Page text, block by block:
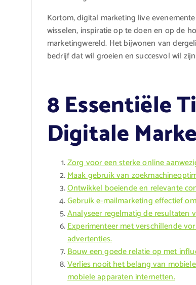
Kortom, digital marketing live
wisselen, inspiratie op te doen en op de
marketingwereld. Het bijwonen van
bedrijf dat wil groeien en succesvol wil
8 Essentiële
Digitale
Zorg voor een sterke online
Maak gebruik van
Ontwikkel boeiende en relevante
Gebruik e-mailmarketing effectief
Analyseer regelmatig de resultaten
Experimenteer met verschillende
advertenties.
Bouw een goede relatie op met
Verlies nooit het belang van
mobiele apparaten internetten.